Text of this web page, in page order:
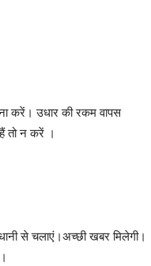
करें। उधार की रकम वापस
तो न करें ।
से चलाएं।अच्छी खबर मिलेगी।